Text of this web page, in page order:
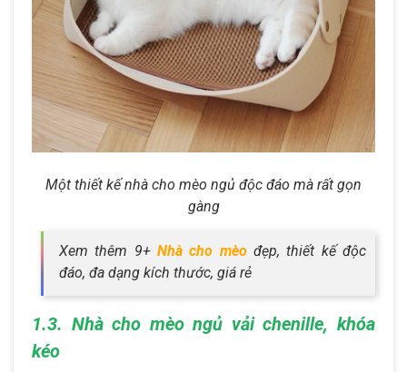
Một thiết kế nhà cho mèo ngủ độc đáo mà rất gọn
gàng
Xem thêm 9+ Nhà cho mèođẹp, thiết kế độc
đáo, đa dạng kích thước, giá rẻ
1.3. Nhà cho mèo ngủ vải chenille, khóa
kéo